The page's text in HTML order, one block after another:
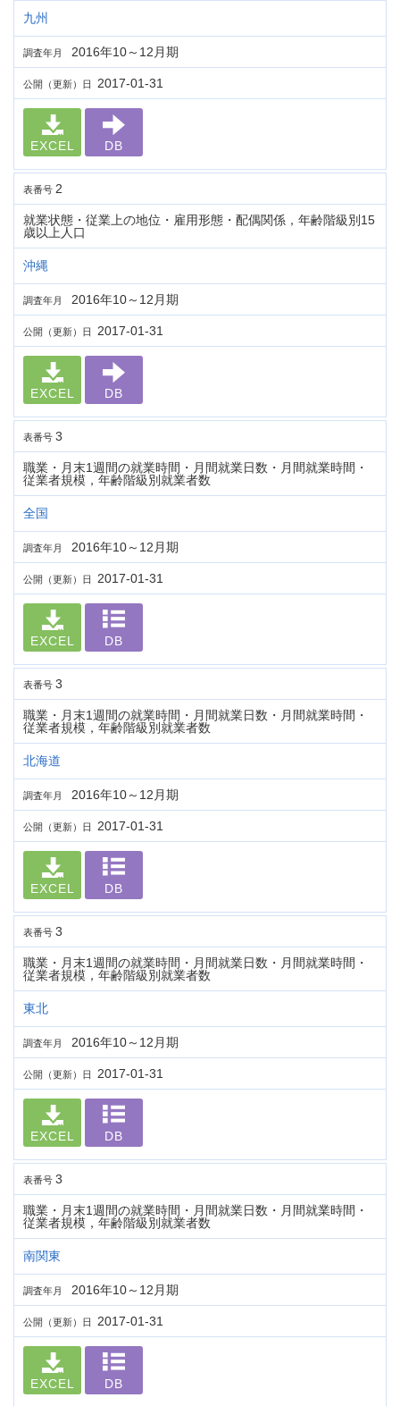
九州
調査年月 2016年10～12月期
公開（更新）日 2017-01-31
EXCEL DB
表番号 2
就業状態・従業上の地位・雇用形態・配偶関係，年齢階級別15
歳以上人口
沖縄
調査年月 2016年10～12月期
公開（更新）日 2017-01-31
EXCEL DB
表番号 3
職業・月末1週間の就業時間・月間就業日数・月間就業時間・
従業者規模，年齢階級別就業者数
全国
調査年月 2016年10～12月期
公開（更新）日 2017-01-31
EXCEL DB
表番号 3
職業・月末1週間の就業時間・月間就業日数・月間就業時間・
従業者規模，年齢階級別就業者数
北海道
調査年月 2016年10～12月期
公開（更新）日 2017-01-31
EXCEL DB
表番号 3
職業・月末1週間の就業時間・月間就業日数・月間就業時間・
従業者規模，年齢階級別就業者数
東北
調査年月 2016年10～12月期
公開（更新）日 2017-01-31
EXCEL DB
表番号 3
職業・月末1週間の就業時間・月間就業日数・月間就業時間・
従業者規模，年齢階級別就業者数
南関東
調査年月 2016年10～12月期
公開（更新）日 2017-01-31
EXCEL DB